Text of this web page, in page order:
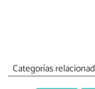
Categorías